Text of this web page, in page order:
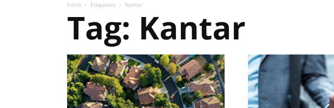
Inicio Etiquetas Kantar
Tag: Kantar